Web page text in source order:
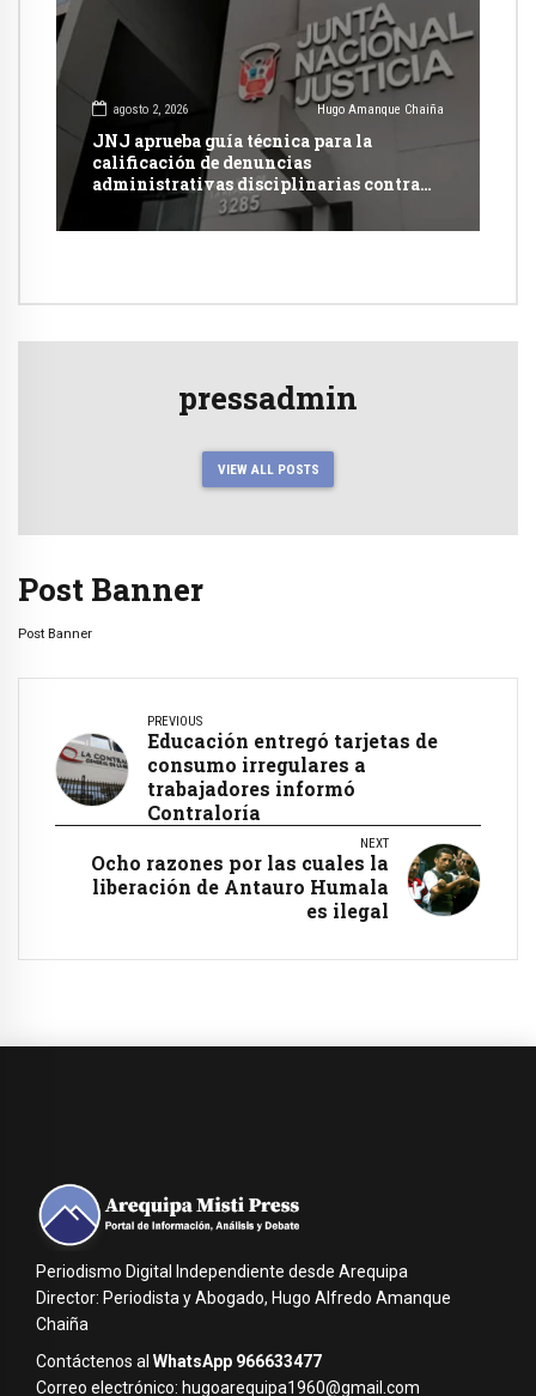
agosto 2, 2026 Hugo Amanque Chaiña
JNJ aprueba guía técnica para la
calificación de denuncias
administrativas disciplinarias contra
jueces y fiscales
pressadmin
VIEW ALL POSTS
Post Banner
Post Banner
PREVIOUS
Educación entregó tarjetas de
consumo irregulares a
trabajadores informó
Contraloría
NEXT
Ocho razones por las cuales la
liberación de Antauro Humala
es ilegal
Periodismo Digital Independiente desde Arequipa
Director: Periodista y Abogado, Hugo Alfredo Amanque
Chaiña
Contáctenos al WhatsApp 966633477
Correo electrónico: hugoarequipa1960@gmail.com